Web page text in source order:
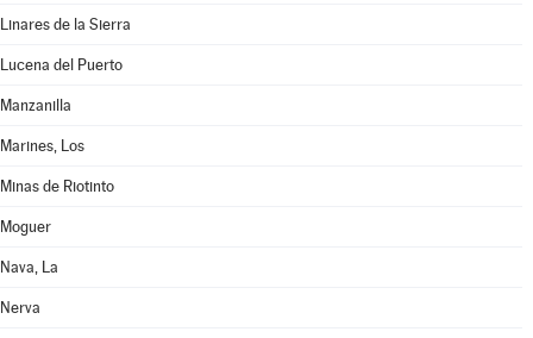
Linares de la Sierra
Lucena del Puerto
Manzanilla
Marines, Los
Minas de Riotinto
Moguer
Nava, La
Nerva